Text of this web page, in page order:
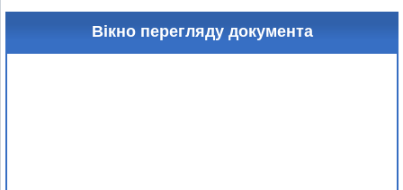
Вікно перегляду документа